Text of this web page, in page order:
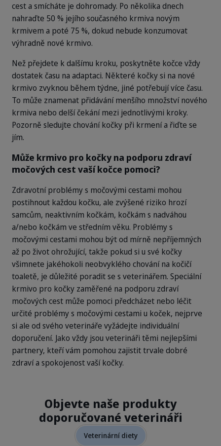
cest a smícháte je dohromady. Po několika dnech
nahraďte 50 % jejího současného krmiva novým
krmivem a poté 75 %, dokud nebude konzumovat
výhradně nové krmivo.
Než přejdete k dalšímu kroku, poskytněte kočce vždy
dostatek času na adaptaci. Některé kočky si na nové
krmivo zvyknou během týdne, jiné potřebují více času.
To může znamenat přidávání menšího množství nového
krmiva nebo delší čekání mezi jednotlivými kroky.
Pozorně sledujte chování kočky při krmení a řiďte se
jím.
Může krmivo pro kočky na podporu zdraví
močových cest vaší kočce pomoci?
Zdravotní problémy s močovými cestami mohou
postihnout každou kočku, ale zvýšené riziko hrozí
samcům, neaktivním kočkám, kočkám s nadváhou
a/nebo kočkám ve středním věku. Problémy s
močovými cestami mohou být od mírně nepříjemných
až po život ohrožující, takže pokud si u své kočky
všimnete jakéhokoli neobvyklého chování na kočičí
toaletě, je důležité poradit se s veterinářem. Speciální
krmivo pro kočky zaměřené na podporu zdraví
močových cest může pomoci předcházet nebo léčit
určité problémy s močovými cestami u koček, nejprve
si ale od svého veterináře vyžádejte individuální
doporučení. Jako vždy jsou veterináři těmi nejlepšími
partnery, kteří vám pomohou zajistit trvale dobré
zdraví a spokojenost vaší kočky.
Objevte naše produkty
doporučované veterináři
Veterinární diety